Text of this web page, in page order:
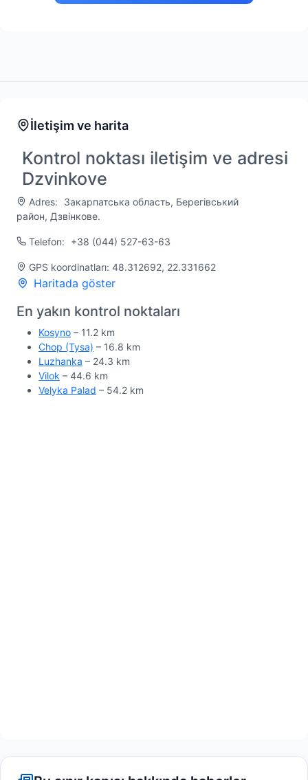
İletişim ve harita
Kontrol noktası iletişim ve adresi
Dzvinkove
Adres:
Закарпатська область, Берегівський
район, Дзвінкове.
Telefon: +38 (044) 527-63-63
GPS koordinatları: 48.312692, 22.331662
Haritada göster
En yakın kontrol noktaları
Kosyno – 11.2 km
Chop (Tysa) – 16.8 km
Luzhanka – 24.3 km
Vilok – 44.6 km
Velyka Palad – 54.2 km